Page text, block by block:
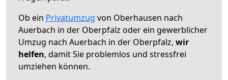
Ob ein Privatumzug von Oberhausen nach
Auerbach in der Oberpfalz oder ein gewerblicher
Umzug nach Auerbach in der Oberpfalz, wir
helfen, damit Sie problemlos und stressfrei
umziehen können.